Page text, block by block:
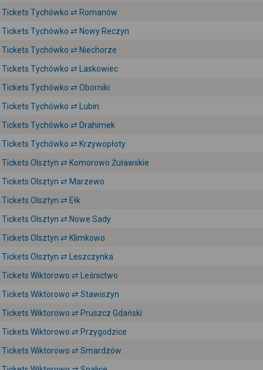
Tickets Tychówko ⇄ Romanów
Tickets Tychówko ⇄ Nowy Reczyn
Tickets Tychówko ⇄ Niechorze
Tickets Tychówko ⇄ Laskowiec
Tickets Tychówko ⇄ Oborniki
Tickets Tychówko ⇄ Lubin
Tickets Tychówko ⇄ Drahimek
Tickets Tychówko ⇄ Krzywopłoty
Tickets Olsztyn ⇄ Komorowo Żuławskie
Tickets Olsztyn ⇄ Marzewo
Tickets Olsztyn ⇄ Ełk
Tickets Olsztyn ⇄ Nowe Sady
Tickets Olsztyn ⇄ Klimkowo
Tickets Olsztyn ⇄ Leszczynka
Tickets Wiktorowo ⇄ Leśnictwo
Tickets Wiktorowo ⇄ Stawiszyn
Tickets Wiktorowo ⇄ Pruszcz Gdański
Tickets Wiktorowo ⇄ Przygodzice
Tickets Wiktorowo ⇄ Smardzów